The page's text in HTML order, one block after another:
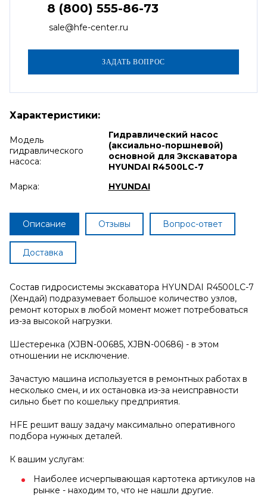
8 (800) 555-86-73
sale@hfe-center.ru
Характеристики:
Модель
гидравлического
насоса:
Гидравлический насос
(аксиально-поршневой)
основной для Экскаватора
HYUNDAI R4500LC-7
Марка:
HYUNDAI
Описание Отзывы Вопрос-ответ
Доставка
Состав гидросистемы экскаватора HYUNDAI R4500LC-7
(Хендай) подразумевает большое количество узлов,
ремонт которых в любой момент может потребоваться
из-за высокой нагрузки.
Шестеренка (XJBN-00685, XJBN-00686) - в этом
отношении не исключение.
Зачастую машина используется в ремонтных работах в
несколько смен, и их остановка из-за неисправности
сильно бьет по кошельку предприятия.
HFE решит вашу задачу максимально оперативного
подбора нужных деталей.
К вашим услугам:
Наиболее исчерпывающая картотека артикулов на
рынке - находим то, что не нашли другие.